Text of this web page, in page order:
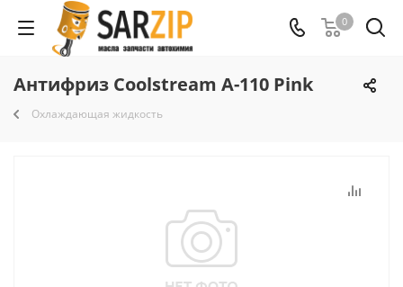
0
Антифриз Coolstream A-110 Pink
Охлаждающая жидкость